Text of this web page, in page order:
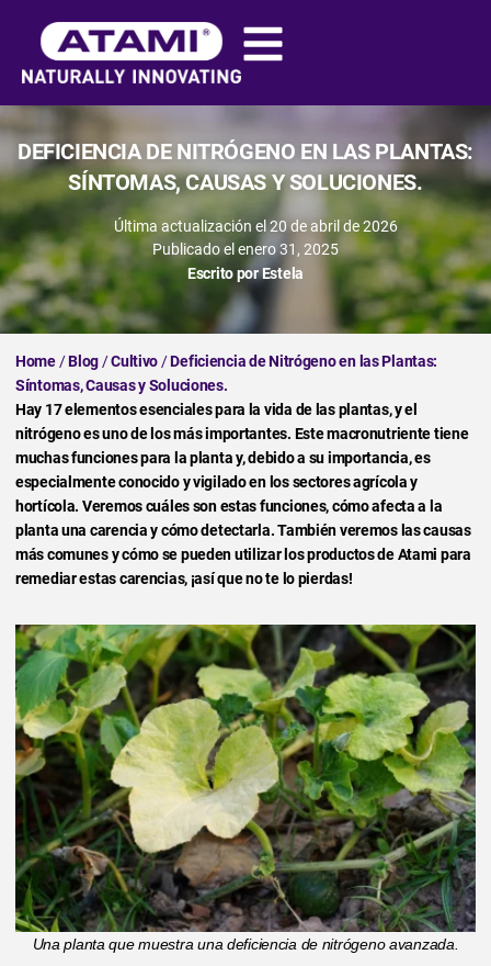
DEFICIENCIA DE NITRÓGENO EN LAS PLANTAS:
SÍNTOMAS, CAUSAS Y SOLUCIONES.
Última actualización el 20 de abril de 2026
Publicado el enero 31, 2025
Escrito porEstela
Home/Blog/Cultivo/Deficiencia de Nitrógeno en las Plantas:
Síntomas, Causas y Soluciones.
Hay 17 elementos esenciales para la vida de las plantas, y el
nitrógeno es uno de los más importantes. Este macronutriente tiene
muchas funciones para la planta y, debido a su importancia, es
especialmente conocido y vigilado en los sectores agrícola y
hortícola. Veremos cuáles son estas funciones, cómo afecta a la
planta una carencia y cómo detectarla. También veremos las causas
más comunes y cómo se pueden utilizar los productos de Atami para
remediar estas carencias, ¡así que no te lo pierdas!
Una planta que muestra una deficiencia de nitrógeno avanzada.